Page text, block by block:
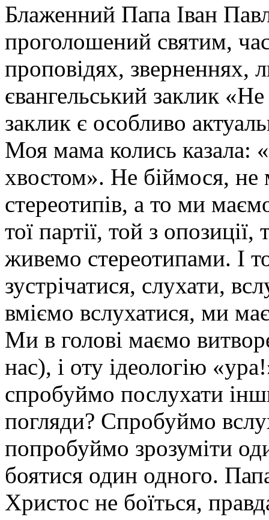
Блаженний Папа Іван
проголошений святим,
проповідях, зверненнях,
євангельський заклик
заклик є особливо
Моя мама колись казала:
хвостом». Не біймося,
стереотипів, а то ми
тої партії, той з
живемо стереотипами. І
зустрічатися, слухати,
вміємо вслухатися, ми
Ми в голові маємо
нас), і оту ідеологію
спробуймо послухати
погляди? Спробуймо
попробуймо зрозуміти
боятися один одного.
Христос не боїться,